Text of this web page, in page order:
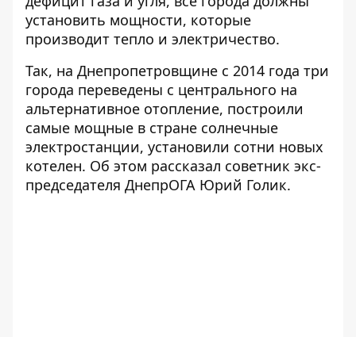
установить мощности, которые
производит тепло и электричество.
Так, на Днепропетровщине с 2014 года три
города переведены с центрального на
альтернативное отопление, построили
самые мощные в стране солнечные
электростанции, установили сотни новых
котелен. Об этом рассказал советник экс-
председателя ДнепрОГА Юрий Голик.